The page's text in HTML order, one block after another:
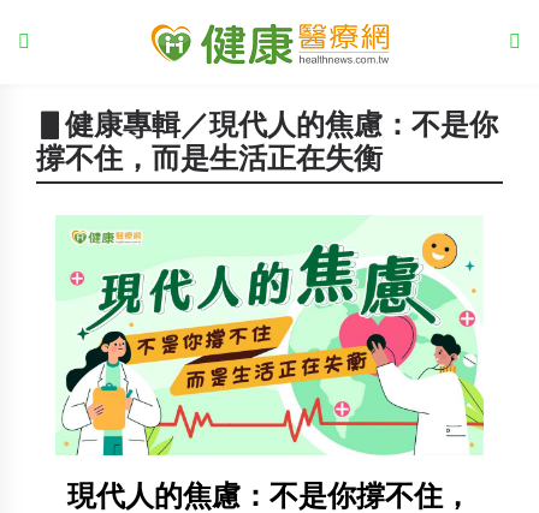
▋健康專輯／現代人的焦慮：不是你
撐不住，而是生活正在失衡
現代人的焦慮：不是你撐不住，